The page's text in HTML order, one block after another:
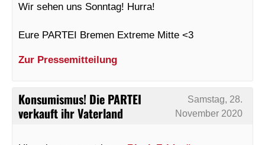
Wir sehen uns Sonntag! Hurra!
Eure PARTEI Bremen Extreme Mitte <3
Zur Pressemitteilung
Konsumismus! Die PARTEI
verkauft ihr Vaterland
Samstag, 28.
November 2020